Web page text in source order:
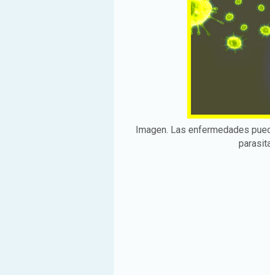
Imagen. Las enfermedades